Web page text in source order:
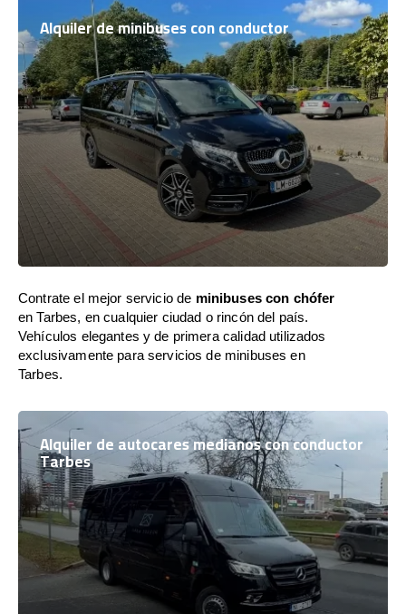
Alquiler de minibuses con conductor
Contrate el mejor servicio de minibuses con chófer
en Tarbes, en cualquier ciudad o rincón del país.
Vehículos elegantes y de primera calidad utilizados
exclusivamente para servicios de minibuses en
Tarbes.
Alquiler de autocares medianos con conductor
Tarbes